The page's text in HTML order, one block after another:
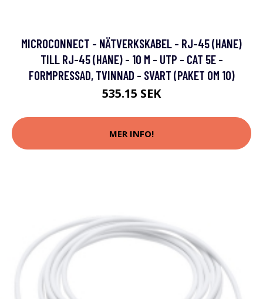
MICROCONNECT - NÄTVERKSKABEL - RJ-45 (HANE)
TILL RJ-45 (HANE) - 10 M - UTP - CAT 5E -
FORMPRESSAD, TVINNAD - SVART (PAKET OM 10)
535.15 SEK
MER INFO!